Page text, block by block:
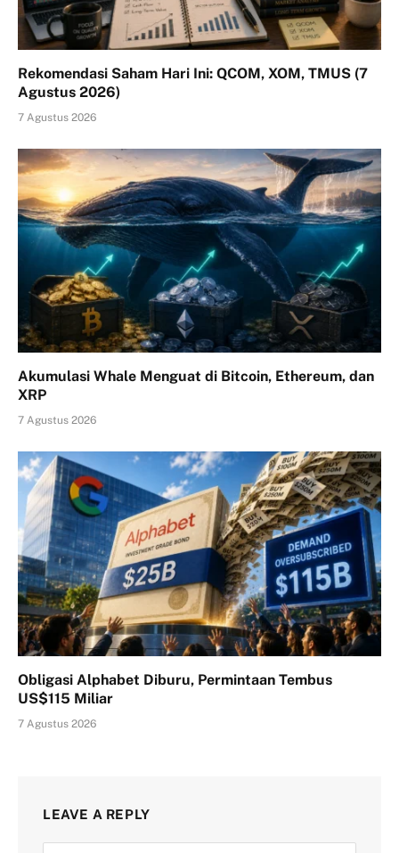
Rekomendasi Saham Hari Ini: QCOM, XOM, TMUS (7
Agustus 2026)
7 Agustus 2026
Akumulasi Whale Menguat di Bitcoin, Ethereum, dan
XRP
7 Agustus 2026
Obligasi Alphabet Diburu, Permintaan Tembus
US$115 Miliar
7 Agustus 2026
LEAVE A REPLY